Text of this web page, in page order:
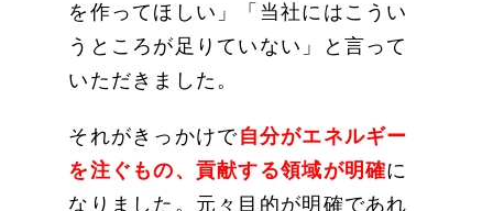
を作ってほしい」「当社にはこうい
うところが足りていない」と言って
いただきました。
それがきっかけで自分がエネルギー
を注ぐもの、貢献する領域が明確に
なりました。元々目的が明確であれ